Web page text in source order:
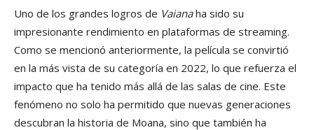
Uno de los grandes logros de Vaianaha sido su
impresionante rendimiento en plataformas de streaming.
Como se mencionó anteriormente, la película se convirtió
en la más vista de su categoría en 2022, lo que refuerza el
impacto que ha tenido más allá de las salas de cine. Este
fenómeno no solo ha permitido que nuevas generaciones
descubran la historia de Moana, sino que también ha